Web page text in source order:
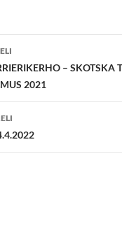
– SKOTSKA
2021